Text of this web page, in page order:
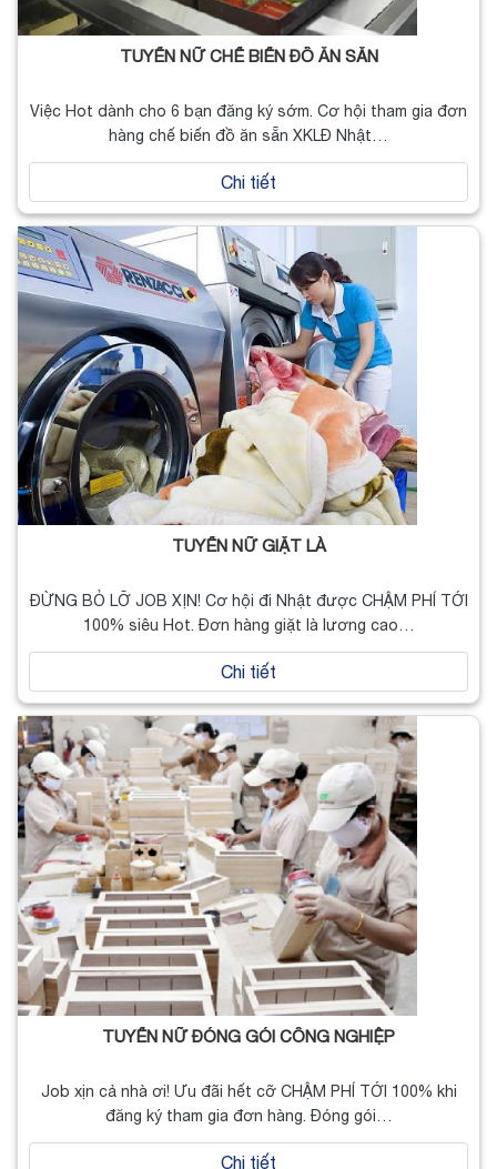
TUYỂN NỮ CHẾ BIẾN ĐỒ ĂN SẴN
Việc Hot dành cho 6 bạn đăng ký sớm. Cơ hội tham gia đơn
hàng chế biến đồ ăn sẵn XKLĐ Nhật…
Chi tiết
TUYỂN NỮ GIẶT LÀ
ĐỪNG BỎ LỠ JOB XỊN! Cơ hội đi Nhật được CHẬM PHÍ TỚI
100% siêu Hot. Đơn hàng giặt là lương cao…
Chi tiết
TUYỂN NỮ ĐÓNG GÓI CÔNG NGHIỆP
Job xịn cả nhà ơi! Ưu đãi hết cỡ CHẬM PHÍ TỚI 100% khi
đăng ký tham gia đơn hàng. Đóng gói…
Chi tiết